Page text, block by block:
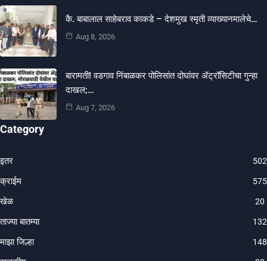
कै. बाबालाल साहेबराव काकडे – देशमुख स्मृती व्याख्यानमालेचे…
Aug 8, 2026
बारामती! वडगाव निंबाळकर पोलिसांत दोघांवर ॲट्रॉसिटीचा गुन्हा
दाखल;…
Aug 7, 2026
Category
इतर 502
क्राईम 575
खेळ 20
ताज्या बातम्या 132
माझा जिल्हा